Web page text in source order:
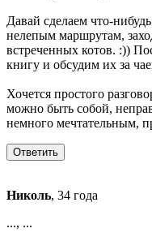
Давай сделаем
нелепым маршрутам,
встреченных котов. :))
книгу и обсудим их за
Хочется простого
можно быть собой,
немного мечтательным,
Николь, 34 года
..., ...